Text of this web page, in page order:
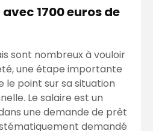
1700 euros de
sont nombreux à vouloir
une étape importante
le point sur sa situation
Le salaire est un
une demande de prêt
demandé